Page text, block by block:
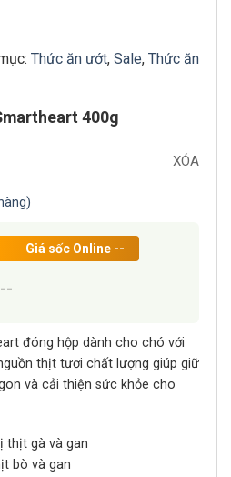
Thức ăn ướt, Sale, Thức ăn
400g
Giá sốc Online --
đóng hộp dành cho chó với
thịt tươi chất lượng giúp giữ
và cải thiện sức khỏe cho
thịt gà và gan
bò và gan
XÓA